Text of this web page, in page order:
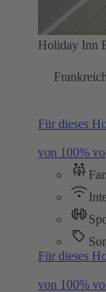
Holiday Inn
Für dieses
von 100%
Für dieses
von 100%